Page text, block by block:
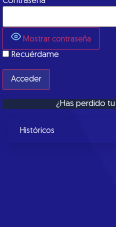
Mostrar contraseña
Recuérdame
¿Has perdido
Históricos